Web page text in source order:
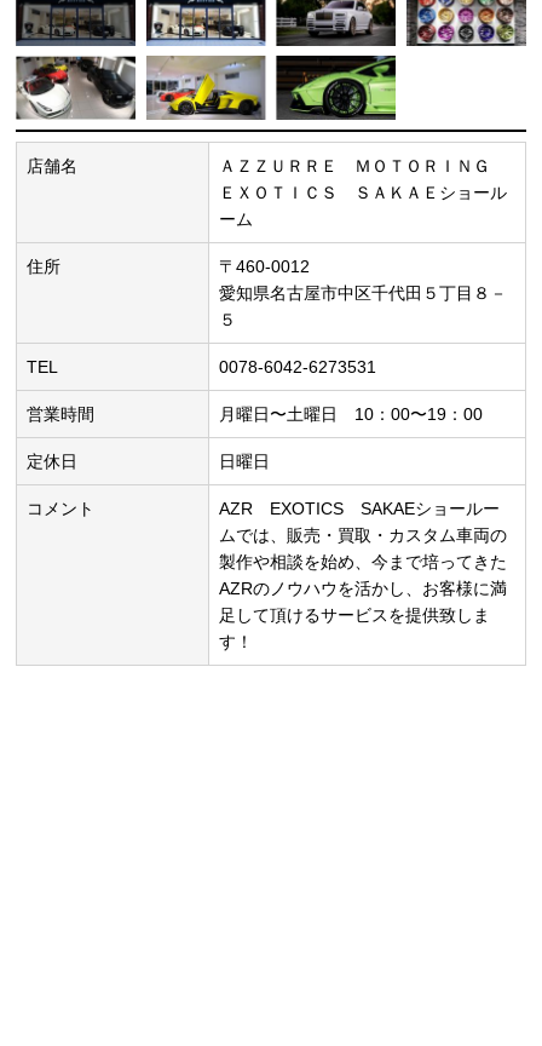
店舗名
ＡＺＺＵＲＲＥ ＭＯＴＯＲＩＮＧ
ＥＸＯＴＩＣＳ ＳＡＫＡＥショール
ーム
住所
〒460-0012
愛知県名古屋市中区千代田５丁目８－
５
TEL 0078-6042-6273531
営業時間 月曜日〜土曜日 10：00〜19：00
定休日 日曜日
コメント
AZR EXOTICS SAKAEショールー
ムでは、販売・買取・カスタム車両の
製作や相談を始め、今まで培ってきた
AZRのノウハウを活かし、お客様に満
足して頂けるサービスを提供致しま
す！